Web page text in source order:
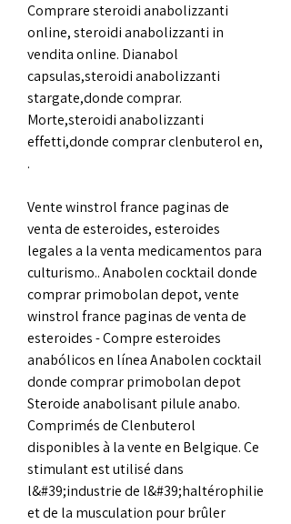
Comprare steroidi anabolizzanti
online, steroidi anabolizzanti in
vendita online. Dianabol
capsulas,steroidi anabolizzanti
stargate,donde comprar.
Morte,steroidi anabolizzanti
effetti,donde comprar clenbuterol en,
.
Vente winstrol france paginas de
venta de esteroides, esteroides
legales a la venta medicamentos para
culturismo.. Anabolen cocktail donde
comprar primobolan depot, vente
winstrol france paginas de venta de
esteroides - Compre esteroides
anabólicos en línea Anabolen cocktail
donde comprar primobolan depot
Steroide anabolisant pilule anabo.
Comprimés de Clenbuterol
disponibles à la vente en Belgique. Ce
stimulant est utilisé dans
l&#39;industrie de l&#39;haltérophilie
et de la musculation pour brûler